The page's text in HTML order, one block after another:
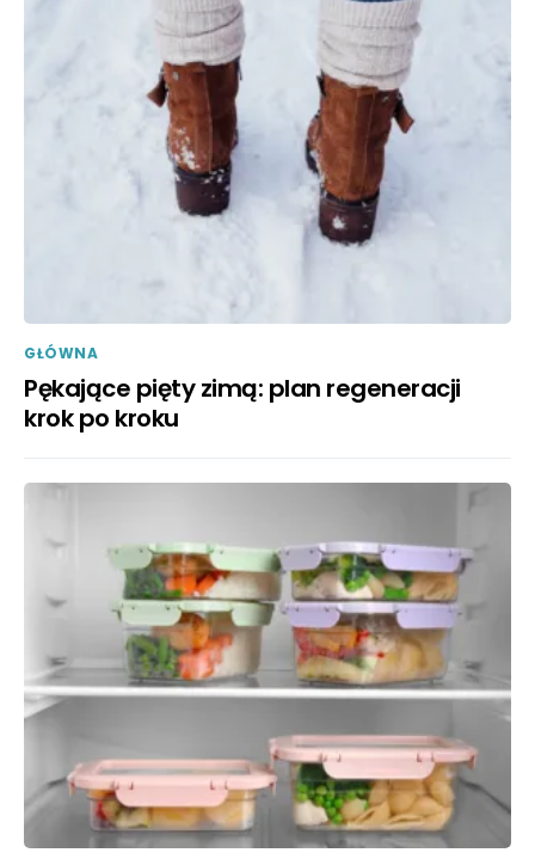
GŁÓWNA
Pękające pięty zimą: plan regeneracji
krok po kroku